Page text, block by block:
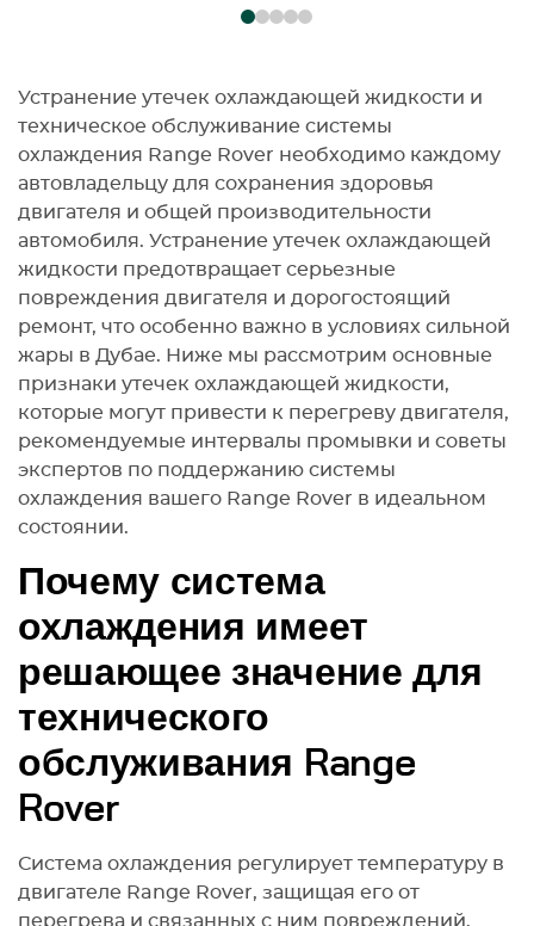
Устранение утечек охлаждающей жидкости и
техническое обслуживание системы
охлаждения Range Rover необходимо каждому
автовладельцу для сохранения здоровья
двигателя и общей производительности
автомобиля. Устранение утечек охлаждающей
жидкости предотвращает серьезные
повреждения двигателя и дорогостоящий
ремонт, что особенно важно в условиях сильной
жары в Дубае. Ниже мы рассмотрим основные
признаки утечек охлаждающей жидкости,
которые могут привести к перегреву двигателя,
рекомендуемые интервалы промывки и советы
экспертов по поддержанию системы
охлаждения вашего Range Rover в идеальном
состоянии.
Почему система
охлаждения имеет
решающее значение для
технического
обслуживания Range
Rover
Система охлаждения регулирует температуру в
двигателе Range Rover, защищая его от
перегрева и связанных с ним повреждений.